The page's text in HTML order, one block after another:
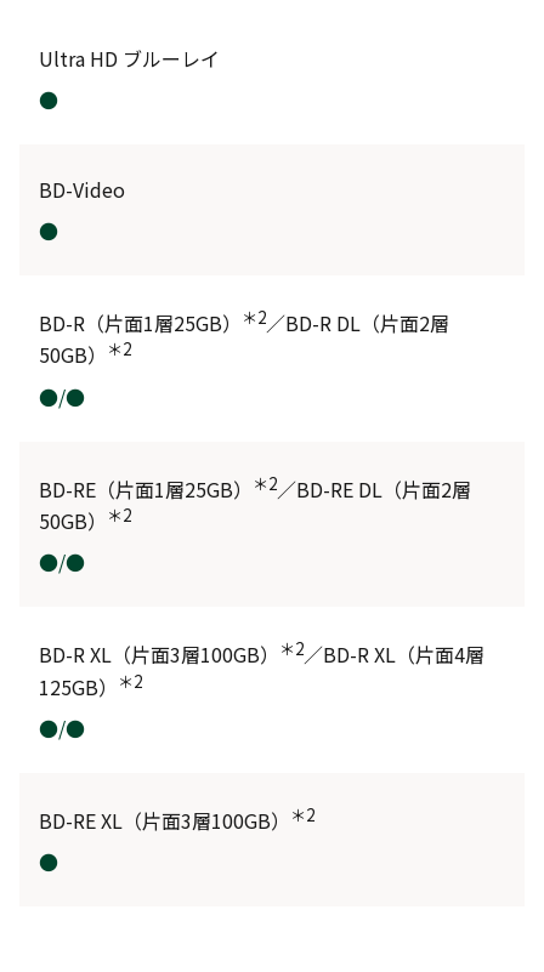
Ultra HD ブルーレイ
●
BD-Video
●
BD-R（片面1層25GB） ＊2／BD-R DL（片面2層
50GB）
＊2
●/●
BD-RE（片面1層25GB） ＊2／BD-RE DL（片面2層
50GB）
＊2
●/●
BD-R XL（片面3層100GB） ＊2／BD-R XL（片面4層
125GB）
＊2
●/●
BD-RE XL（片面3層100GB） ＊2
●